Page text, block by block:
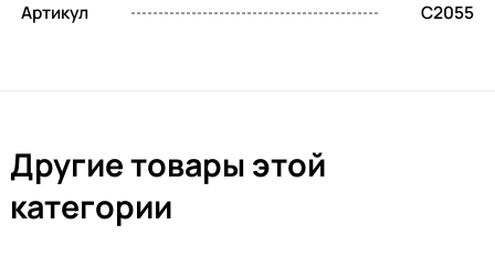
Артикул C2055
Другие товары этой
категории